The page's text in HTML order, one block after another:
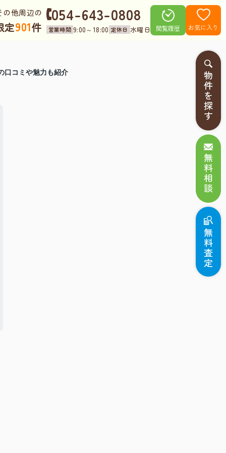
の他周辺の
定901件
054-643-0808
営業時間 9:00～18:00 定休日 水曜日 閲覧履歴 お気に入り
口コミや魅力も紹介